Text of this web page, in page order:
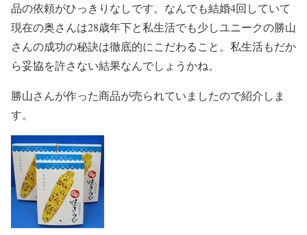
品の依頼がひっきりなしです。なんでも結婚4回していて
現在の奥さんは28歳年下と私生活でも少しユニークの勝山
さんの成功の秘訣は徹底的にこだわること。私生活もだか
ら妥協を許さない結果なんでしょうかね。
勝山さんが作った商品が売られていましたので紹介しま
す。